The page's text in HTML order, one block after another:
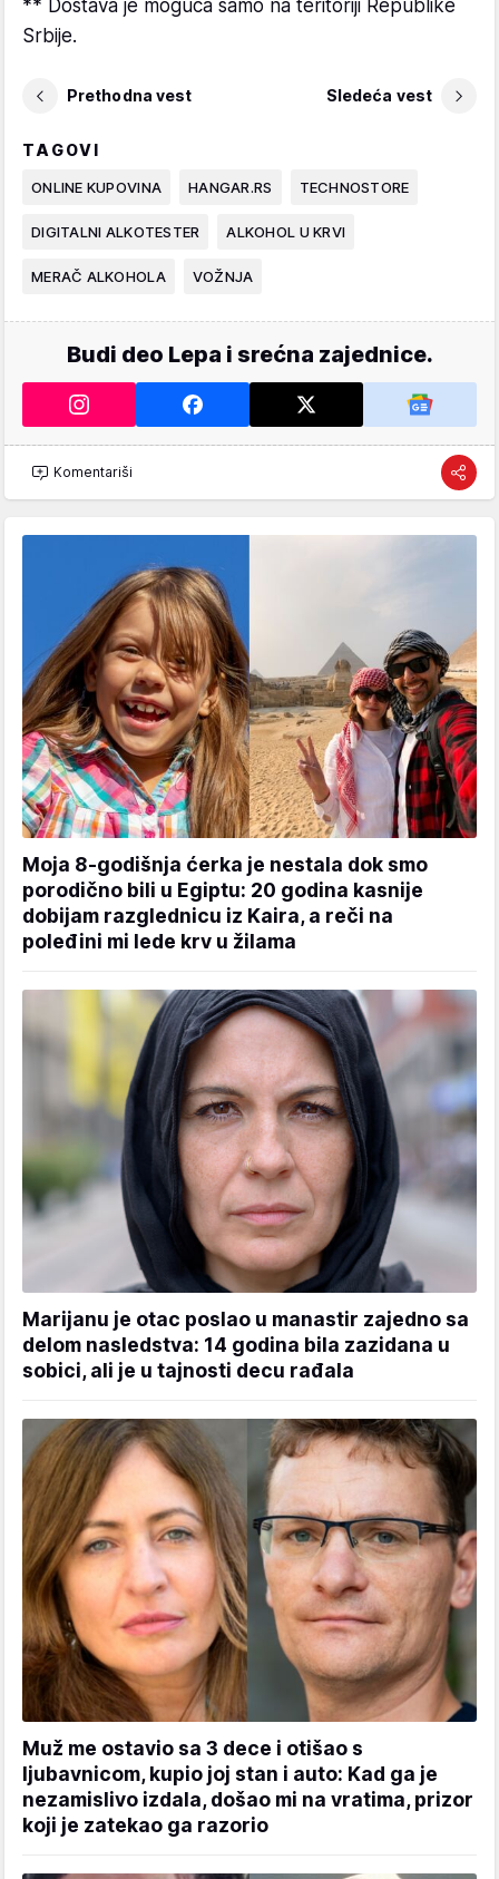
** Dostava je moguća samo na teritoriji Republike
Srbije.
Prethodna vest Sledeća vest
TAGOVI
ONLINE KUPOVINA HANGAR.RS TECHNOSTORE
DIGITALNI ALKOTESTER ALKOHOL U KRVI
MERAČ ALKOHOLA VOŽNJA
Budi deo Lepa i srećna zajednice.
Komentariši
Moja 8-godišnja ćerka je nestala dok smo
porodično bili u Egiptu: 20 godina kasnije
dobijam razglednicu iz Kaira, a reči na
poleđini mi lede krv u žilama
Marijanu je otac poslao u manastir zajedno sa
delom nasledstva: 14 godina bila zazidana u
sobici, ali je u tajnosti decu rađala
Muž me ostavio sa 3 dece i otišao s
ljubavnicom, kupio joj stan i auto: Kad ga je
nezamislivo izdala, došao mi na vratima, prizor
koji je zatekao ga razorio